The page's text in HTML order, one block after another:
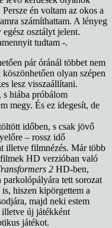
én voltam az okos a
számíthattam. A lényeg
osztályt jelent.
tudtam -.
pár óránál többet nem
olyan szépen
lesz visszaállítani.
hiába próbálom
megy. És ez idegesít, de
időben, s csak jövő
– rossz idő
illetve filmnézés. Már több
filmek HD verzióban való
2 HD-ben,
tett sorozat
hiszen kipörgettem a
majd neki estem
illetve új játékként
játékot.